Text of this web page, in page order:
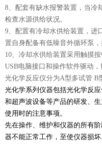
8、配套有缺水报警装置，当冷
检查水源供给状况。
9、配置有冷却水供给装置，进
置自身配备有低噪音外循环泵
10、冷却水供给装置采用触摸
USB电脑接口和操作软件驱动
光化学反应仪分为A型多试管 B
光化学系列仪器包括光化学反
和超声波设备等产品的研发、
使用时的注意事项。
先在操作、维护和仪器的所有
器不能正常工作，至使仪器损